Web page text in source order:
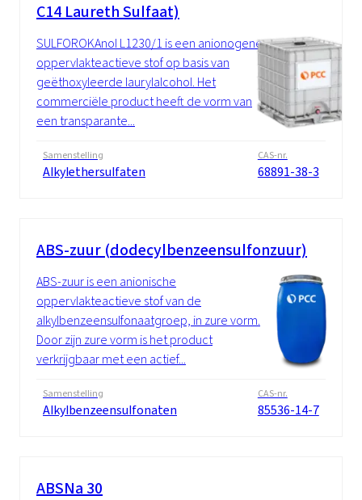
C14 Laureth Sulfaat)
SULFOROKAnol L1230/1 is een anionogene
oppervlakteactieve stof op basis van
geëthoxyleerde laurylalcohol. Het
commerciële product heeft de vorm van
een transparante...
Samenstelling
Alkylethersulfaten
CAS-nr.
68891-38-3
ABS-zuur (dodecylbenzeensulfonzuur)
ABS-zuur is een anionische
oppervlakteactieve stof van de
alkylbenzeensulfonaatgroep, in zure vorm.
Door zijn zure vorm is het product
verkrijgbaar met een actief...
Samenstelling
Alkylbenzeensulfonaten
CAS-nr.
85536-14-7
ABSNa 30